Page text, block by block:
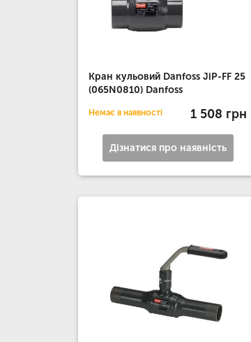
Кран кульовий Danfoss JiP-FF 25
(065N0810) Danfoss
Немає в наявності 1 508 грн
Дізнатися про наявність